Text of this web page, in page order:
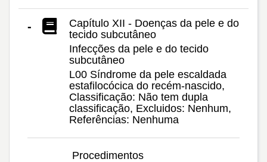
-
Capítulo XII - Doenças da pele e do
tecido subcutâneo
Infecções da pele e do tecido
subcutâneo
L00 Síndrome da pele escaldada
estafilocócica do recém-nascido,
Classificação: Não tem dupla
classificação, Excluidos: Nenhum,
Referências: Nenhuma
Procedimentos